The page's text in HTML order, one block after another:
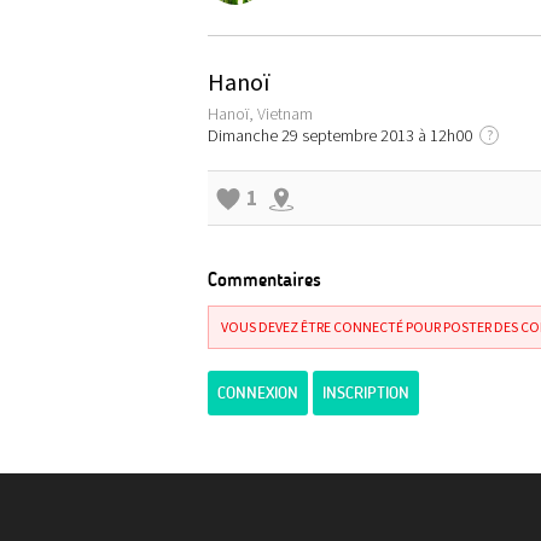
Hanoï
Hanoï, Vietnam
Dimanche 29 septembre 2013 à 12h00
?
1
Commentaires
VOUS DEVEZ ÊTRE CONNECTÉ POUR POSTER DES
CONNEXION INSCRIPTION